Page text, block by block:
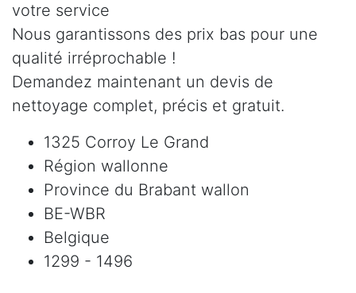
votre service
Nous garantissons des prix bas pour une
qualité irréprochable !
Demandez maintenant un devis de
nettoyage complet, précis et gratuit.
1325 Corroy Le Grand
Région wallonne
Province du Brabant wallon
BE-WBR
Belgique
1299 - 1496